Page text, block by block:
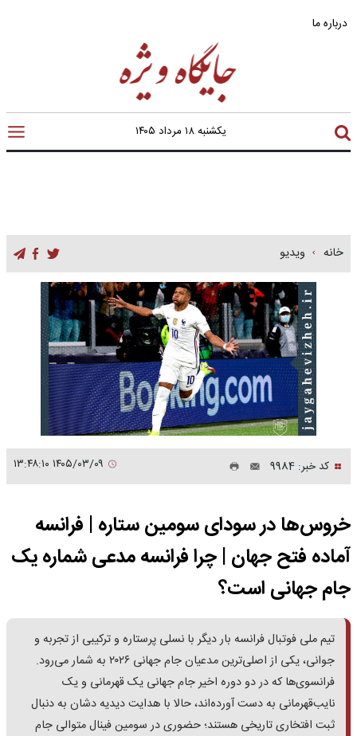
درباره ما
یکشنبه ۱۸ مرداد ۱۴۰۵
خانه ویدیو
کد خبر: 9984
خروس‌ها در سودای سومین ستاره | فرانسه
آماده فتح جهان | چرا فرانسه مدعی شماره یک
جام جهانی است؟
تیم ملی فوتبال فرانسه بار دیگر با نسلی پرستاره و ترکیبی از تجربه و
جوانی، یکی از اصلی‌ترین مدعیان جام جهانی ۲۰۲۶ به شمار می‌رود.
فرانسوی‌ها که در دو دوره اخیر جام جهانی یک قهرمانی و یک
نایب‌قهرمانی به دست آورده‌اند، حالا با هدایت دیدیه دشان به دنبال
ثبت افتخاری تاریخی هستند؛ حضوری در سومین فینال متوالی جام